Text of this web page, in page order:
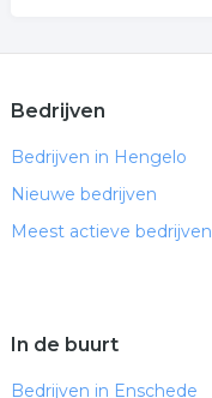
Bedrijven
Bedrijven in Hengelo
Nieuwe bedrijven
Meest actieve bedrijven
In de buurt
Bedrijven in Enschede